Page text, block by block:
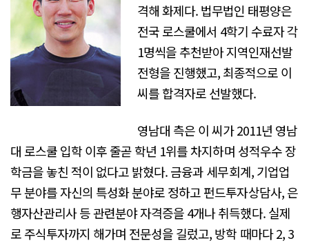
격해 화제다. 법무법인 태평양은
전국 로스쿨에서 4학기 수료자 각
1명씩을 추천받아 지역인재선발
전형을 진행했고, 최종적으로 이
씨를 합격자로 선발했다.
영남대 측은 이 씨가 2011년 영남
대 로스쿨 입학 이후 줄곧 학년 1위를 차지하며 성적우수 장
학금을 놓친 적이 없다고 밝혔다. 금융과 세무회계, 기업업
무 분야를 자신의 특성화 분야로 정하고 펀드투자상담사, 은
행자산관리사 등 관련분야 자격증을 4개나 취득했다. 실제
로 주식투자까지 해가며 전문성을 길렀고, 방학 때마다 2, 3